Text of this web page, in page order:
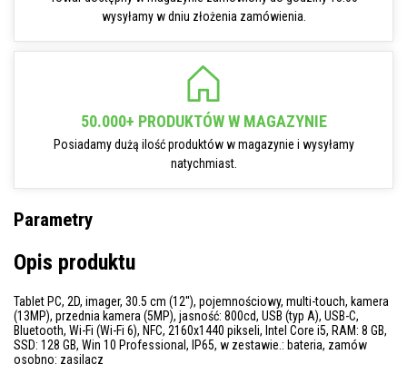
wysyłamy w dniu złożenia zamówienia.
50.000+ PRODUKTÓW W MAGAZYNIE
Posiadamy dużą ilość produktów w magazynie i wysyłamy
natychmiast.
Parametry
Opis produktu
Tablet PC, 2D, imager, 30.5 cm (12''), pojemnościowy, multi-touch, kamera
(13MP), przednia kamera (5MP), jasność: 800cd, USB (typ A), USB-C,
Bluetooth, Wi-Fi (Wi-Fi 6), NFC, 2160x1440 pikseli, Intel Core i5, RAM: 8 GB,
SSD: 128 GB, Win 10 Professional, IP65, w zestawie.: bateria, zamów
osobno: zasilacz